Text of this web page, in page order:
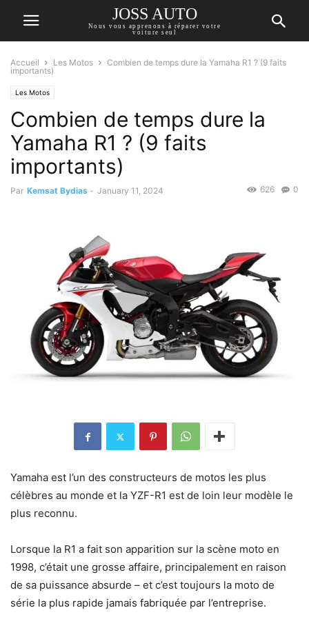
JOSS AUTO
Nous vous apprenons à réparer votre
voiture seul
Accueil Les Motos
Combien de temps dure la Yamaha R1 ? (9 faits
importants)
Les Motos
Combien de temps dure la
Yamaha R1 ? (9 faits
importants)
Par Kemsat Bydias - January 11, 2024 0
626
Yamaha est l’un des constructeurs de motos les plus
célèbres au monde et la YZF-R1 est de loin leur modèle le
plus reconnu.
Lorsque la R1 a fait son apparition sur la scène moto en
1998, c’était une grosse affaire, principalement en raison
de sa puissance absurde – et c’est toujours la moto de
série la plus rapide jamais fabriquée par l’entreprise.